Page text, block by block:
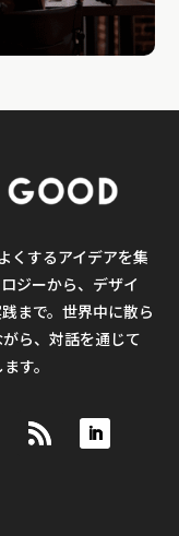
くするアイデアを集
ジーから、デザイ
まで。世界中に散ら
ら、対話を通じて
す。